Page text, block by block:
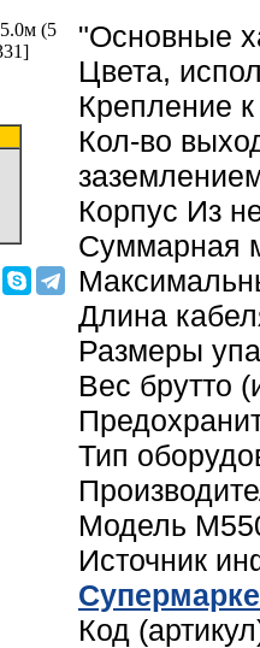
"Основные
Цвета,
Крепление
Кол-во
Корпус Из
Суммарная
Длина
Размеры
Вес брутто
Тип
Модель
Источник
Код